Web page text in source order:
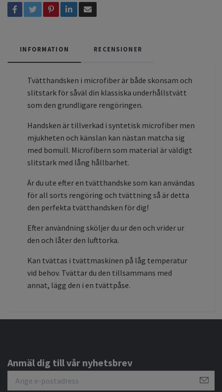
INFORMATION RECENSIONER
Tvätthandsken i microfiber är både skonsam och
slitstark för såväl din klassiska underhållstvätt
som den grundligare rengöringen.
Handsken är tillverkad i syntetisk microfiber men
mjukheten och känslan kan nästan matcha sig
med bomull. Microfibern som material är väldigt
slitstark med lång hållbarhet.
Är du ute efter en tvätthandske som kan användas
för all sorts rengöring och tvättning så är detta
den perfekta tvätthandsken för dig!
Efter användning sköljer du ur den och vrider ur
den och låter den lufttorka.
Kan tvättas i tvättmaskinen på låg temperatur
vid behov. Tvättar du den tillsammans med
annat, lägg den i en tvättpåse.
Anmäl dig till vår nyhetsbrev